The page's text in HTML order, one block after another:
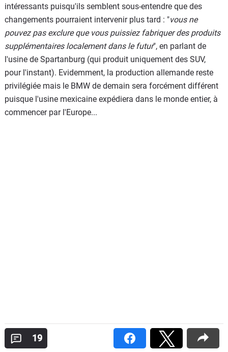
intéressants puisqu'ils semblent sous-entendre que des
changements pourraient intervenir plus tard : "vous ne
pouvez pas exclure que vous puissiez fabriquer des produits
supplémentaires localement dans le futur", en parlant de
l'usine de Spartanburg (qui produit uniquement des SUV,
pour l'instant). Evidemment, la production allemande reste
privilégiée mais le BMW de demain sera forcément différent
puisque l'usine mexicaine expédiera dans le monde entier, à
commencer par l'Europe...
19